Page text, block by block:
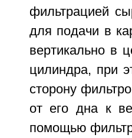
фильтрацией
для подачи в
вертикально в
цилиндра, при
сторону
от его дна к
помощью